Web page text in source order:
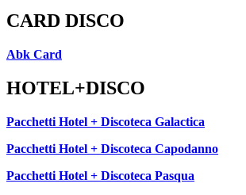
CARD DISCO
Abk Card
HOTEL+DISCO
Pacchetti Hotel + Discoteca Galactica
Pacchetti Hotel + Discoteca Capodanno
Pacchetti Hotel + Discoteca Pasqua